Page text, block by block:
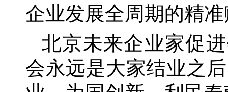
企业发展全周期的精
北京未来企业家促
会永远是大家结业之